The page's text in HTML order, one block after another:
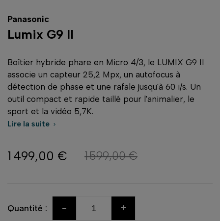
Panasonic
Lumix G9 II
Boîtier hybride phare en Micro 4/3, le LUMIX G9 II
associe un capteur 25,2 Mpx, un autofocus à
détection de phase et une rafale jusqu'à 60 i/s. Un
outil compact et rapide taillé pour l'animalier, le
sport et la vidéo 5,7K.
Lire la suite 
1 499,00 € 1 599,00 €
Quantité : - +